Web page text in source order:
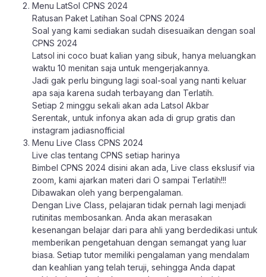
Menu LatSol CPNS 2024
Ratusan Paket Latihan Soal CPNS 2024
Soal yang kami sediakan sudah disesuaikan dengan soal
CPNS 2024
Latsol ini coco buat kalian yang sibuk, hanya meluangkan
waktu 10 menitan saja untuk mengerjakannya.
Jadi gak perlu bingung lagi soal-soal yang nanti keluar
apa saja karena sudah terbayang dan Terlatih.
Setiap 2 minggu sekali akan ada Latsol Akbar
Serentak, untuk infonya akan ada di grup gratis dan
instagram jadiasnofficial
Menu Live Class CPNS 2024
Live clas tentang CPNS setiap harinya
Bimbel CPNS 2024 disini akan ada, Live class ekslusif via
zoom, kami ajarkan materi dari O sampai Terlatih!!!
Dibawakan oleh yang berpengalaman.
Dengan Live Class, pelajaran tidak pernah lagi menjadi
rutinitas membosankan. Anda akan merasakan
kesenangan belajar dari para ahli yang berdedikasi untuk
memberikan pengetahuan dengan semangat yang luar
biasa. Setiap tutor memiliki pengalaman yang mendalam
dan keahlian yang telah teruji, sehingga Anda dapat